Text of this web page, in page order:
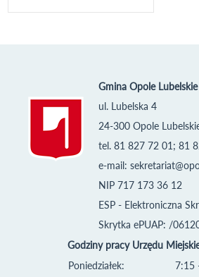
Gmina Opole Lubelskie
ul. Lubelska 4
24-300 Opole
tel. 81 827 72 01; 81
e-mail:
NIP 717 173 36 12
ESP - Elektroniczna
Skrytka ePUAP: /
Godziny pracy Urzędu
Poniedziałek:
7:15